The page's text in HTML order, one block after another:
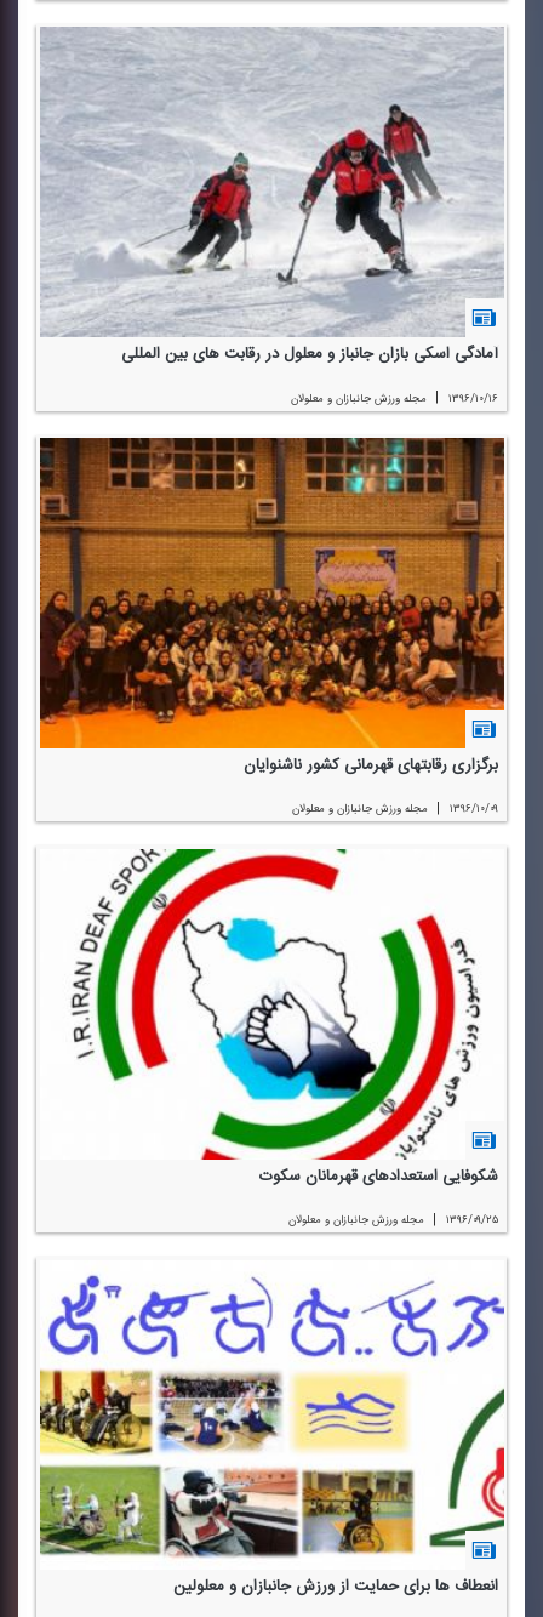
آمادگی اسكی بازان جانباز و معلول در رقابت های بین المللی
۱۳۹۶/۱۰/۱۶ | مجله ورزش جانبازان و معلولان
برگزاری رقابتهای قهرمانی كشور ناشنوایان
۱۳۹۶/۱۰/۰۹ | مجله ورزش جانبازان و معلولان
شكوفایی استعدادهای قهرمانان سكوت
۱۳۹۶/۰۹/۲۵ | مجله ورزش جانبازان و معلولان
انعطاف ها برای حمایت از ورزش جانبازان و معلولین